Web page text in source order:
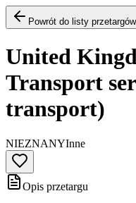
Powrót do listy przetargów
United
Transport
transport)
NIEZNANYInne
Opis przetargu